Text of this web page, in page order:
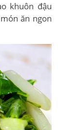
khuôn đậu
ăn ngon